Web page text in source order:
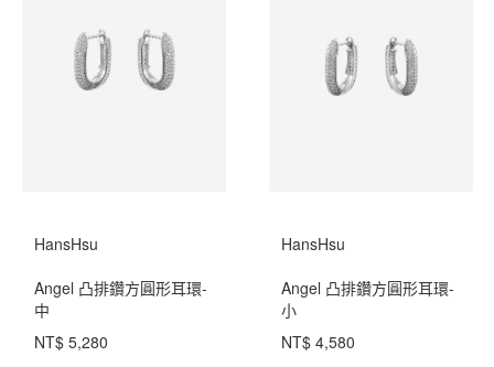
HansHsu
Angel 凸排鑽方圓形耳環-
中
NT$ 5,280
HansHsu
Angel 凸排鑽方圓形耳環-
小
NT$ 4,580